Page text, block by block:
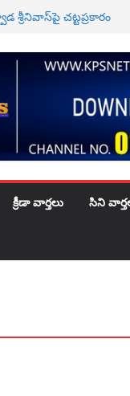
శుభకాంక్షలు
క్రీడా వార్తలు సిని